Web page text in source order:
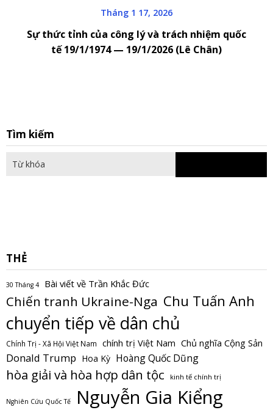
Tháng 1 17, 2026
Sự thức tỉnh của công lý và trách nhiệm quốc
tế 19/1/1974 — 19/1/2026 (Lê Chân)
Tìm kiếm
THẺ
30 Tháng 4 Bài viết về Trần Khắc Đức
Chiến tranh Ukraine-Nga Chu Tuấn Anh
chuyển tiếp về dân chủ
Chính Trị - Xã Hội Việt Nam chính trị Việt Nam Chủ nghĩa Cộng Sản
Donald Trump Hoa Kỳ Hoàng Quốc Dũng
hòa giải và hòa hợp dân tộc kinh tế chính trị
Nghiên Cứu Quốc Tế Nguyễn Gia Kiểng